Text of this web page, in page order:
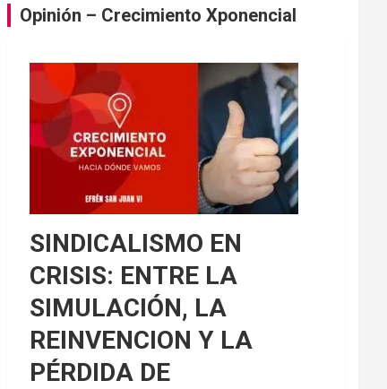
Opinión – Crecimiento Xponencial
SINDICALISMO EN
CRISIS: ENTRE LA
SIMULACIÓN, LA
REINVENCION Y LA
PÉRDIDA DE